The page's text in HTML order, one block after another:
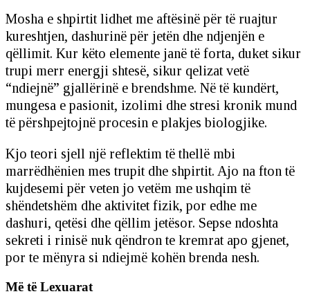
Mosha e shpirtit lidhet me aftësinë për të ruajtur
kureshtjen, dashurinë për jetën dhe ndjenjën e
qëllimit. Kur këto elemente janë të forta, duket sikur
trupi merr energji shtesë, sikur qelizat vetë
“ndiejnë” gjallërinë e brendshme. Në të kundërt,
mungesa e pasionit, izolimi dhe stresi kronik mund
të përshpejtojnë procesin e plakjes biologjike.
Kjo teori sjell një reflektim të thellë mbi
marrëdhënien mes trupit dhe shpirtit. Ajo na fton të
kujdesemi për veten jo vetëm me ushqim të
shëndetshëm dhe aktivitet fizik, por edhe me
dashuri, qetësi dhe qëllim jetësor. Sepse ndoshta
sekreti i rinisë nuk qëndron te kremrat apo gjenet,
por te mënyra si ndiejmë kohën brenda nesh.
Më të Lexuarat